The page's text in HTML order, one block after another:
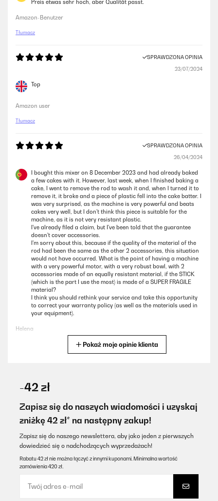
Preis etwas sehr hoch, aber Qualität passt.
Amazon-Benutzer
Tłumacz
SPRAWDZONA OPINIA
23/07/2024
Top
Amazon user
Tłumacz
SPRAWDZONA OPINIA
26/04/2024
I bought this mixer on 8 December 2023 and had already baked
a few cakes with it. However, last week, when I finished baking a
cake, I went to remove the rod to wash it and, when I turned it to
remove it, it broke and a piece of plastic fell into the cake batter. I
was very surprised, as the machine is very powerful and beats
cakes very well, but I don't think this piece is suitable for the
machine, as it is not very resistant plastic.
I've already filed a claim, but I've been told that the guarantee
doesn't cover accessories.
I'm sorry about this, because if the quality of the material of the
rod had been the same as the other 2 accessories, this situation
would not have occurred. What is the point of having a machine
with a very powerful motor, with a very robust bowl, with 2
accessories made of an equally resistant material, if the STICK
(which is the part I use the most) is made of a SUPER FRAGILE
material?
I think you should rethink your service and take this opportunity
to correct your warranty policy (as well as the materials used in
your equipment).
Helena
Lidlmaschine gefunden. Mitbringen wenig Nacharbeit hat das Teil
gepasst, viel Geld gespart
Amazon-Benutzer
Pokaż moje opinie klienta
-42 zł
Zapisz się do naszych wiadomości i uzyskaj
zniżkę 42 zł* na następny zakup!
Zapisz się do naszego newslettera, aby jako jeden z pierwszych
dowiedzieć się o nadchodzących wyprzedażach!
Rabatu 42 zł nie można łączyć z innymi kuponami. Minimalna wartość
zamówienia 420 zł.